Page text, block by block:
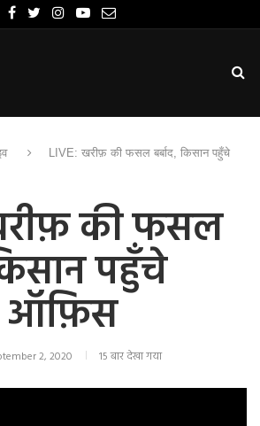
LIVE: खरीफ़ की फसल बर्बाद, किसान पहुँचे
की फसल
पहुँचे
ऑफ़िस
2, 2020 15 बार देखा गया